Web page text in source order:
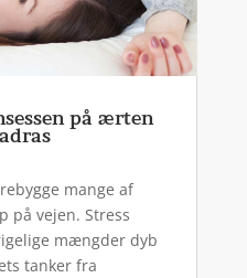
på ærten
mange af
på vejen. Stress
mængder dyb
tanker fra